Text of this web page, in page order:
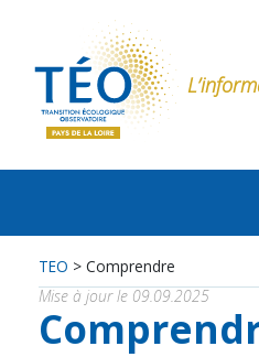
TEO > Comprendre
Mise à jour le 09.09.2025